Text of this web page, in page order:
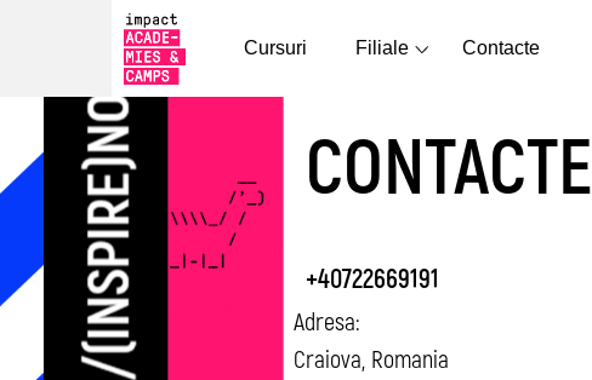
Contacte
Filiale
Cursuri
CONTACTE
Adresa:
Craiova, Romania
+40722669191